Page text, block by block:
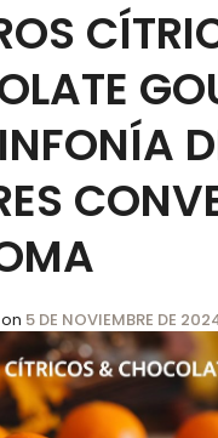
on 5 DE NOVIEMBRE DE